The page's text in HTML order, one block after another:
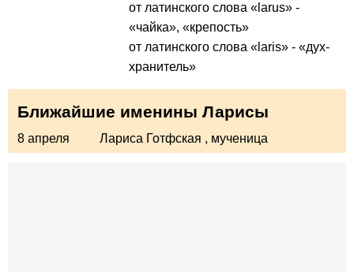
от латинского слова «larus» -
«чайка», «крепость»
от латинского слова «laris» - «дух-
хранитель»
Ближайшие именины Ларисы
8 апреля Лариса Готфская , мученица